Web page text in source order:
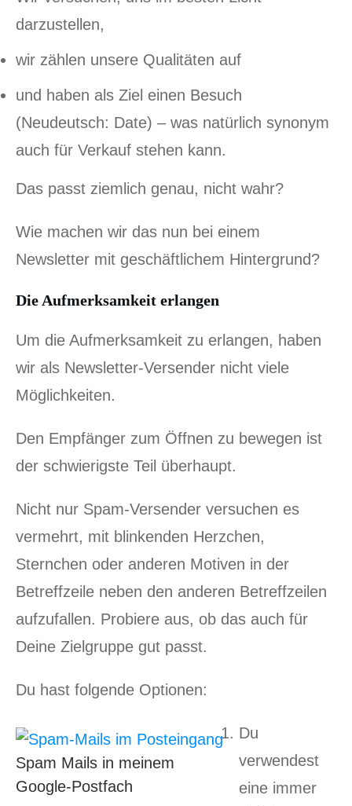
darzustellen,
wir zählen unsere Qualitäten auf
und haben als Ziel einen Besuch
(Neudeutsch: Date) – was natürlich synonym
auch für Verkauf stehen kann.
Das passt ziemlich genau, nicht wahr?
Wie machen wir das nun bei einem
Newsletter mit geschäftlichem Hintergrund?
Die Aufmerksamkeit erlangen
Um die Aufmerksamkeit zu erlangen, haben
wir als Newsletter-Versender nicht viele
Möglichkeiten.
Den Empfänger zum Öffnen zu bewegen ist
der schwierigste Teil überhaupt.
Nicht nur Spam-Versender versuchen es
vermehrt, mit blinkenden Herzchen,
Sternchen oder anderen Motiven in der
Betreffzeile neben den anderen Betreffzeilen
aufzufallen. Probiere aus, ob das auch für
Deine Zielgruppe gut passt.
Du hast folgende Optionen:
Spam Mails in meinem
Google-Postfach
Du
verwendest
eine immer